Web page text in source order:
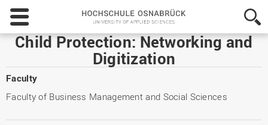
Hochschule
Osnabrück
-
University
Applied
Child Protection: Networking and
Digitization
Faculty
Faculty of Business Management and Social Sciences